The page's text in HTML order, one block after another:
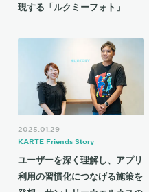
現する「ルクミーフォト」
2025.01.29
KARTE Friends Story
ユーザーを深く理解し、アプリ
利用の習慣化につなげる施策を